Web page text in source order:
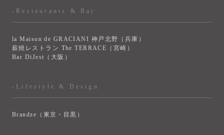
-Restaurants & Bar
la Maison de GRACIANI 神戸北野（兵庫）
薪焼レストラン The TERRACE（宮崎）
Bar DiJest（大阪）
-Lifestyle & Design
Brandze（東京・目黒）